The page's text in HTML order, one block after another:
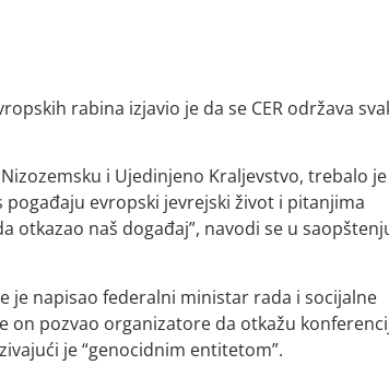
rabina izjavio je da se CER održava
i Ujedinjeno Kraljevstvo, trebalo
evropski jevrejski život i pitanjima
otkazao naš događaj”, navodi se u
je napisao federalni ministar rada i socijalne
on pozvao organizatore da otkažu
je “genocidnim entitetom”.